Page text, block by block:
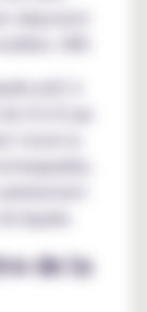
disposent
JNR.
prêt à
0.6 Ω qui
toute la
liquide.
de la